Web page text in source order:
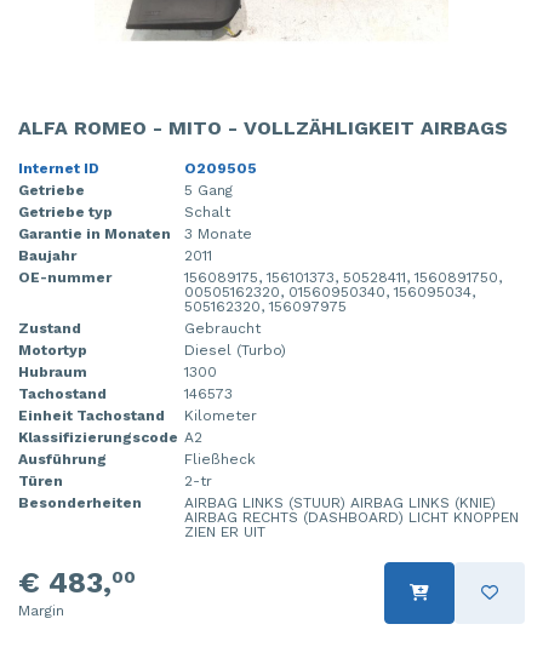
ALFA ROMEO - MITO - VOLLZÄHLIGKEIT AIRBAGS
Internet ID
O209505
Getriebe
5 Gang
Getriebe typ
Schalt
Garantie in Monaten
3 Monate
Baujahr
2011
OE-nummer
156089175, 156101373, 50528411, 1560891750,
00505162320, 01560950340, 156095034,
505162320, 156097975
Zustand
Gebraucht
Motortyp
Diesel (Turbo)
Hubraum
1300
Tachostand
146573
Einheit Tachostand
Kilometer
Klassifizierungscode A2
Ausführung
Fließheck
Türen
2-tr
Besonderheiten
AIRBAG LINKS (STUUR) AIRBAG LINKS (KNIE)
AIRBAG RECHTS (DASHBOARD) LICHT KNOPPEN
ZIEN ER UIT
€ 483,00
Margin